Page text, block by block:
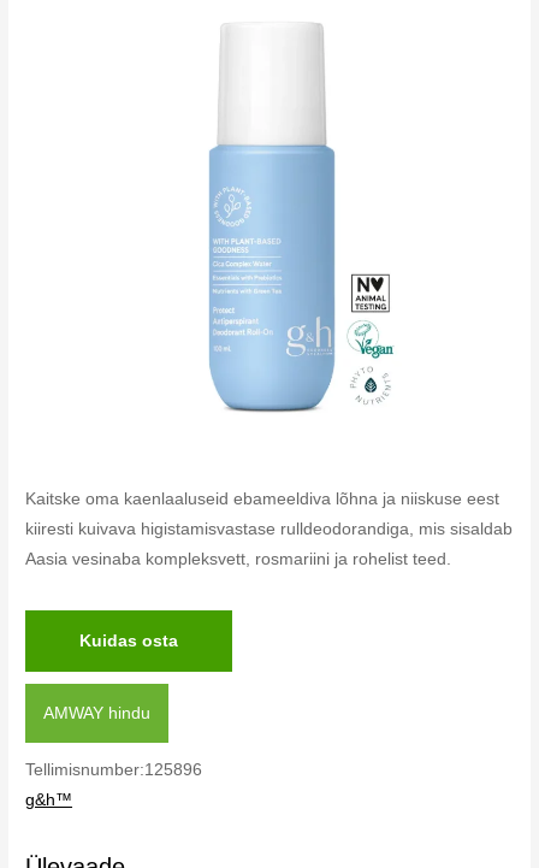
Kaitske oma kaenlaaluseid ebameeldiva lõhna ja niiskuse eest
kiiresti kuivava higistamisvastase rulldeodorandiga, mis sisaldab
Aasia vesinaba kompleksvett, rosmariini ja rohelist teed.
Kuidas osta
AMWAY hindu
Tellimisnumber:125896
g&h™